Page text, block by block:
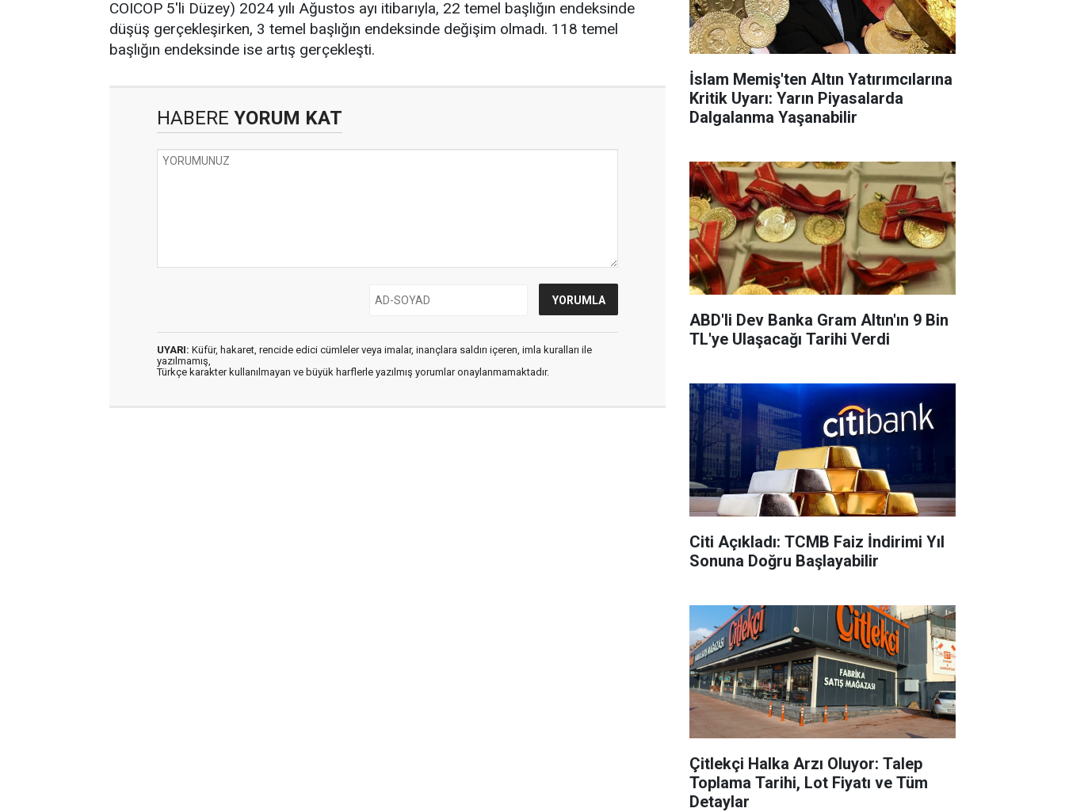
COICOP 5'li Düzey) 2024 yılı Ağustos ayı itibarıyla, 22 temel başlığın endeksinde
düşüş gerçekleşirken, 3 temel başlığın endeksinde değişim olmadı. 118 temel
başlığın endeksinde ise artış gerçekleşti.
HABERE YORUM KAT
UYARI: Küfür, hakaret, rencide edici cümleler veya imalar, inançlara saldırı içeren, imla kuralları ile
yazılmamış,
Türkçe karakter kullanılmayan ve büyük harflerle yazılmış yorumlar onaylanmamaktadır.
İslam Memiş'ten Altın Yatırımcılarına
Kritik Uyarı: Yarın Piyasalarda
Dalgalanma Yaşanabilir
ABD'li Dev Banka Gram Altın'ın 9 Bin
TL'ye Ulaşacağı Tarihi Verdi
Citi Açıkladı: TCMB Faiz İndirimi Yıl
Sonuna Doğru Başlayabilir
Çitlekçi Halka Arzı Oluyor: Talep
Toplama Tarihi, Lot Fiyatı ve Tüm
Detaylar